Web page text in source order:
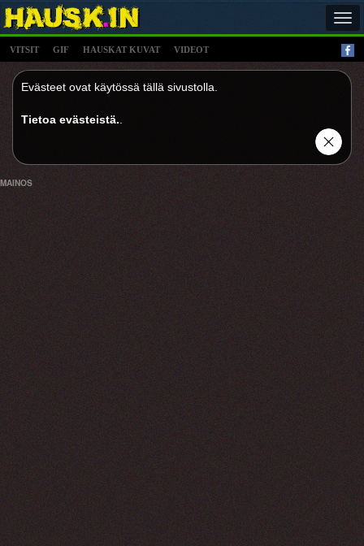
VITSIT GIF HAUSKAT KUVAT VIDEOT
Evästeet ovat käytössä tällä sivustolla.
Tietoa evästeistä.
MAINOS